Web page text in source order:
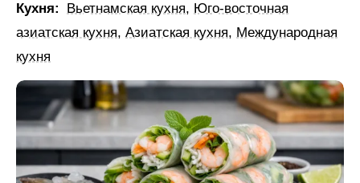
Кухня: Вьетнамская кухня, Юго-восточная
азиатская кухня, Азиатская кухня, Международная
кухня